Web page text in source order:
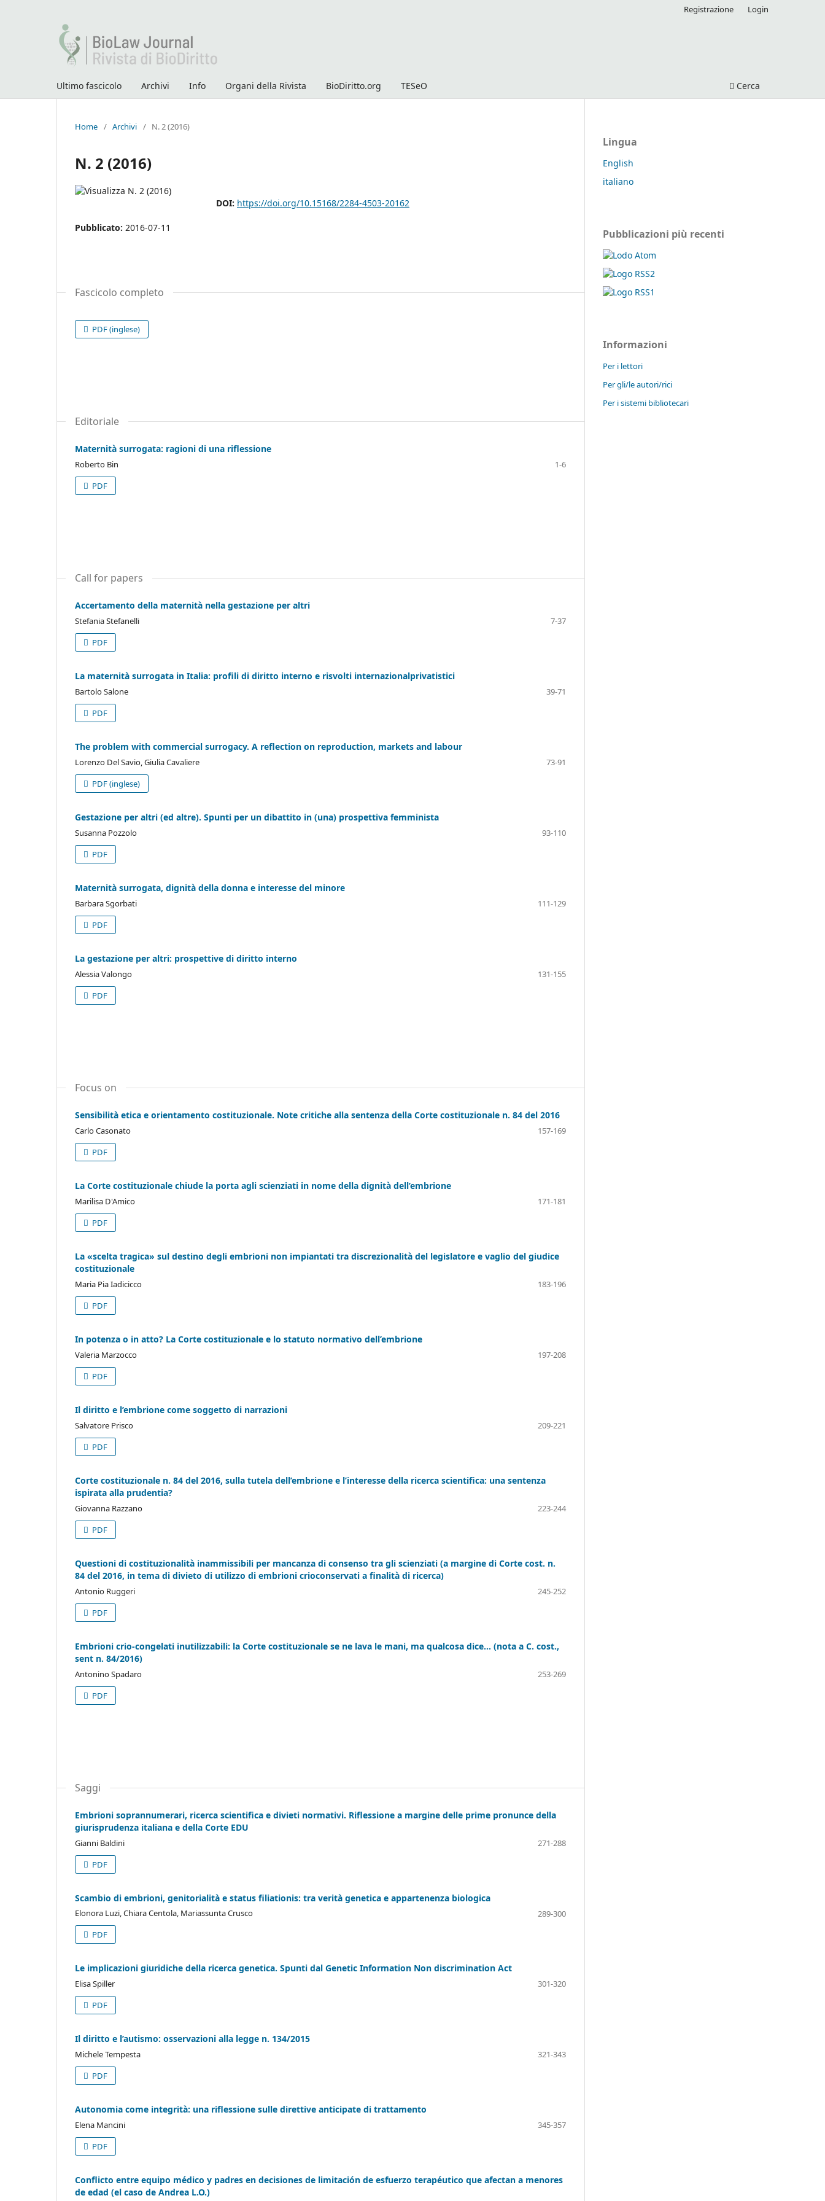
Ultimo fascicolo Archivi Info Organi della Rivista BioDiritto.org TESeO Cerca
Registrazione Login
Home / Archivi / N. 2 (2016)
N. 2 (2016)
DOI: https://doi.org/10.15168/2284-4503-20162
Pubblicato: 2016-07-11
Fascicolo completo
PDF (inglese)
Editoriale
Maternità surrogata: ragioni di una riflessione
Roberto Bin
1-6
PDF
Call for papers
Accertamento della maternità nella gestazione per altri
Stefania Stefanelli
7-37
PDF
La maternità surrogata in Italia: profili di diritto interno e risvolti internazionalprivatistici
Bartolo Salone
39-71
PDF
The problem with commercial surrogacy. A reflection on reproduction, markets and labour
Lorenzo Del Savio, Giulia Cavaliere
73-91
PDF (inglese)
Gestazione per altri (ed altre). Spunti per un dibattito in (una) prospettiva femminista
Susanna Pozzolo
93-110
PDF
Maternità surrogata, dignità della donna e interesse del minore
Barbara Sgorbati
111-129
PDF
La gestazione per altri: prospettive di diritto interno
Alessia Valongo
131-155
PDF
Focus on
Sensibilità etica e orientamento costituzionale. Note critiche alla sentenza della Corte costituzionale n. 84 del 2016
Carlo Casonato
157-169
PDF
La Corte costituzionale chiude la porta agli scienziati in nome della dignità dell’embrione
Marilisa D'Amico
171-181
PDF
La «scelta tragica» sul destino degli embrioni non impiantati tra discrezionalità del legislatore e vaglio del giudice
costituzionale
Maria Pia Iadicicco
183-196
PDF
In potenza o in atto? La Corte costituzionale e lo statuto normativo dell’embrione
Valeria Marzocco
197-208
PDF
Il diritto e l’embrione come soggetto di narrazioni
Salvatore Prisco
209-221
PDF
Corte costituzionale n. 84 del 2016, sulla tutela dell’embrione e l’interesse della ricerca scientifica: una sentenza
ispirata alla prudentia?
Giovanna Razzano
223-244
PDF
Questioni di costituzionalità inammissibili per mancanza di consenso tra gli scienziati (a margine di Corte cost. n.
84 del 2016, in tema di divieto di utilizzo di embrioni crioconservati a finalità di ricerca)
Antonio Ruggeri
245-252
PDF
Embrioni crio-congelati inutilizzabili: la Corte costituzionale se ne lava le mani, ma qualcosa dice… (nota a C. cost.,
sent n. 84/2016)
Antonino Spadaro
253-269
PDF
Saggi
Embrioni soprannumerari, ricerca scientifica e divieti normativi. Riflessione a margine delle prime pronunce della
giurisprudenza italiana e della Corte EDU
Gianni Baldini
271-288
PDF
Scambio di embrioni, genitorialità e status filiationis: tra verità genetica e appartenenza biologica
Elonora Luzi, Chiara Centola, Mariassunta Crusco
289-300
PDF
Le implicazioni giuridiche della ricerca genetica. Spunti dal Genetic Information Non discrimination Act
Elisa Spiller
301-320
PDF
Il diritto e l’autismo: osservazioni alla legge n. 134/2015
Michele Tempesta
321-343
PDF
Autonomia come integrità: una riflessione sulle direttive anticipate di trattamento
Elena Mancini
345-357
PDF
Conflicto entre equipo médico y padres en decisiones de limitación de esfuerzo terapéutico que afectan a menores
de edad (el caso de Andrea L.O.)
Lingua
English
italiano
Pubblicazioni più recenti
Informazioni
Per i lettori
Per gli/le autori/rici
Per i sistemi bibliotecari